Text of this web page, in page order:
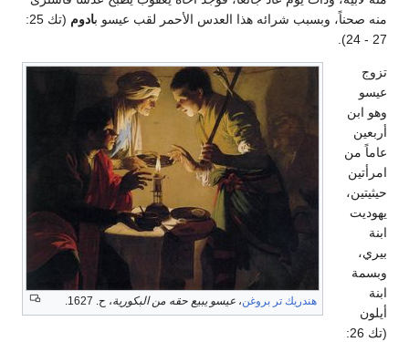
منه صحناً، وبسبب شرائه هذا العدس الأحمر لقب عيسو بادوم
(تك 25:
27 - 24).
هندريك تر بروغن، عيسو يبيع حقه من البكورية، ح. 1627.
تزوج
عيسو
وهو ابن
أربعين
عاماً من
امرأتين
حيثيتين،
يهوديت
ابنة
بيري،
وبسمة
ابنة
أيلون
(تك 26: